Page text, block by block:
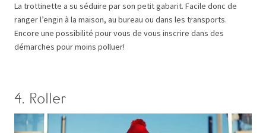
La trottinette a su séduire par son petit gabarit. Facile donc de
ranger l’engin à la maison, au bureau ou dans les transports.
Encore une possibilité pour vous de vous inscrire dans des
démarches pour moins polluer!
4. Roller